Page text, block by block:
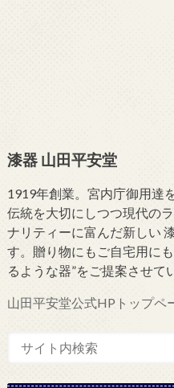
漆器 山田平安堂
1919年創業。宮内庁御用達
伝統を大切にしつつ現代の
ナリティーに富んだ新しい
す。贈り物にもご自宅用に
るような器”をご提案させて
山田平安堂公式HPトップ